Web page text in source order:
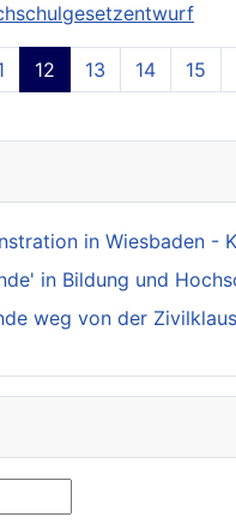
12 13 14 15
in Wiesbaden -
in Bildung und
weg von der